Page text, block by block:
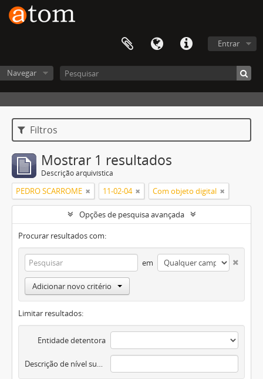
Entrar
Navegar
Filtros
Mostrar 1 resultados
Descrição arquivística
PEDRO SCARROME 11-02-04 Com objeto digital
Opções de pesquisa avançada
Procurar resultados com:
em
Adicionar novo critério
Limitar resultados:
Entidade detentora
Descrição de nível superior